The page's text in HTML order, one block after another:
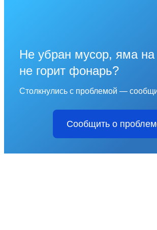
Не убран мусор, яма на
не горит фонарь?
Столкнулись с проблемой —
Сообщить о